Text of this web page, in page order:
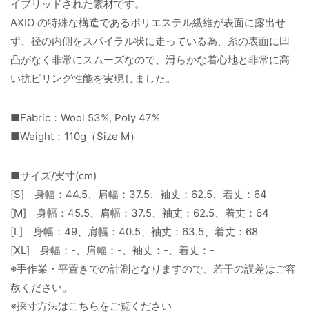
イブリッドされた素材です。
AXIO の特殊な構造であるポリエステル繊維が表面に露出せ
ず、径の内側をスパイラル状に走っている為、糸の表面に凹
凸がなく非常にスムーズなので、滑らかな着心地と非常に高
い抗ピリング性能を実現しました。
■Fabric：Wool 53%, Poly 47%
■Weight：110g（Size M）
■サイズ/実寸(cm)
[S] 身幅：44.5、肩幅：37.5、袖丈：62.5、着丈：64
[M] 身幅：45.5、肩幅：37.5、袖丈：62.5、着丈：64
[L] 身幅：49、肩幅：40.5、袖丈：63.5、着丈：68
[XL] 身幅：-、肩幅：-、袖丈：-、着丈：-
※手作業・平置きでの計測となりますので、若干の誤差はご容
赦ください。
※採寸方法はこちらをご覧ください